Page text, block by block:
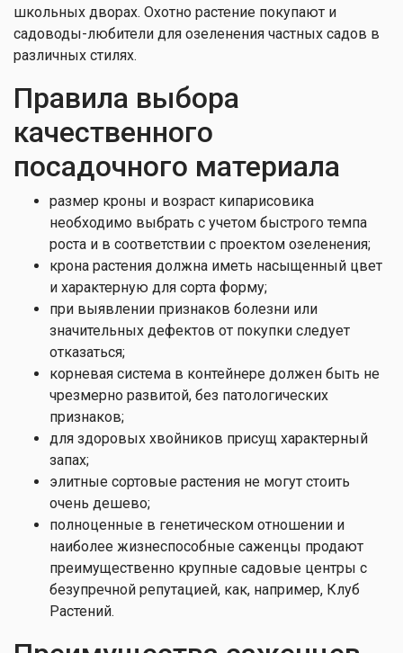
школьных дворах. Охотно растение покупают и
садоводы-любители для озеленения частных садов в
различных стилях.
Правила выбора
качественного
посадочного материала
размер кроны и возраст кипарисовика
необходимо выбрать с учетом быстрого темпа
роста и в соответствии с проектом озеленения;
крона растения должна иметь насыщенный цвет
и характерную для сорта форму;
при выявлении признаков болезни или
значительных дефектов от покупки следует
отказаться;
корневая система в контейнере должен быть не
чрезмерно развитой, без патологических
признаков;
для здоровых хвойников присущ характерный
запах;
элитные сортовые растения не могут стоить
очень дешево;
полноценные в генетическом отношении и
наиболее жизнеспособные саженцы продают
преимущественно крупные садовые центры с
безупречной репутацией, как, например, Клуб
Растений.